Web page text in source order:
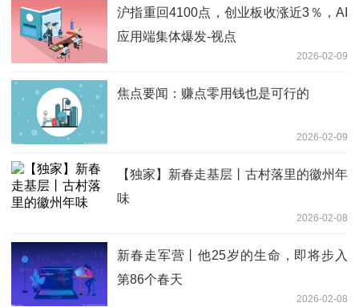
沪指重回4100点，创业板收涨近3％，AI
应用端集体爆发-视点
2026-02-09
焦点要闻：赚点零用钱也是可行的
2026-02-09
【独家】新春走基层丨古村落里的徽州年
味
2026-02-08
新春走军营丨他25岁的生命，即将步入
第86个春天
2026-02-08